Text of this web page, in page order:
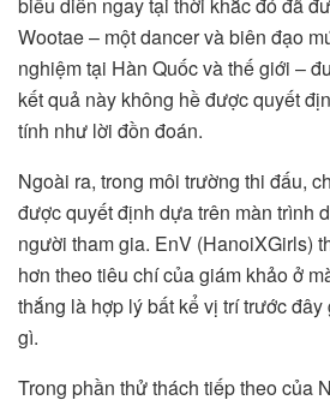
biểu diễn ngay tại thời khắc đó đã
Wootae – một dancer và biên đạo
nghiệm tại Hàn Quốc và thế giới –
kết quả này không hề được quyết
tính như lời đồn đoán.
Ngoài ra, trong môi trường thi đấu,
được quyết định dựa trên màn trình
người tham gia. EnV (HanoiXGirls)
hơn theo tiêu chí của giám khảo ở
thắng là hợp lý bất kể vị trí trước
gì.
Trong phần thử thách tiếp theo của